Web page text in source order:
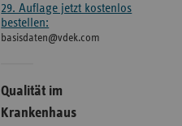
29. Auflage jetzt kostenlos
bestellen:
basisdaten@vdek.com
Qualität im
Krankenhaus